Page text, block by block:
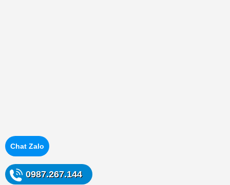
0987.267.144
Chat Zalo